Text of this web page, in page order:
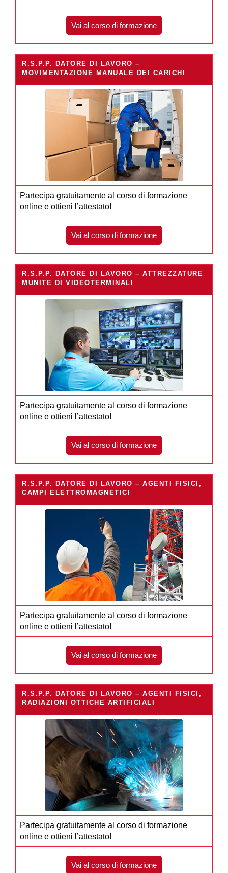
Vai al corso di formazione
R.S.P.P. DATORE DI LAVORO –
MOVIMENTAZIONE MANUALE DEI CARICHI
Partecipa gratuitamente al corso di formazione
online e ottieni l’attestato!
Vai al corso di formazione
R.S.P.P. DATORE DI LAVORO – ATTREZZATURE
MUNITE DI VIDEOTERMINALI
Partecipa gratuitamente al corso di formazione
online e ottieni l’attestato!
Vai al corso di formazione
R.S.P.P. DATORE DI LAVORO – AGENTI FISICI,
CAMPI ELETTROMAGNETICI
Partecipa gratuitamente al corso di formazione
online e ottieni l’attestato!
Vai al corso di formazione
R.S.P.P. DATORE DI LAVORO – AGENTI FISICI,
RADIAZIONI OTTICHE ARTIFICIALI
Partecipa gratuitamente al corso di formazione
online e ottieni l’attestato!
Vai al corso di formazione